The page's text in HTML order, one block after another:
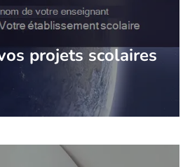
projets scolaires